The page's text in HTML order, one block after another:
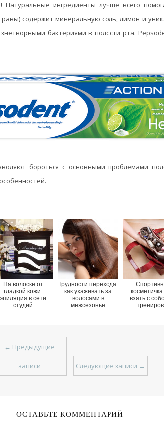
Натуральные ингредиенты лучше всего
содержит минеральную соль, лимон и
бактериями в полости рта.
бороться с основными проблемами
На волоске от
гладкой кожи:
эпиляция в сети
студий
Трудности перехода:
как ухаживать за
волосами в
межсезонье
взять с
← Предыдущие
записи Следующие записи →
ОСТАВЬТЕ КОММЕНТАРИЙ